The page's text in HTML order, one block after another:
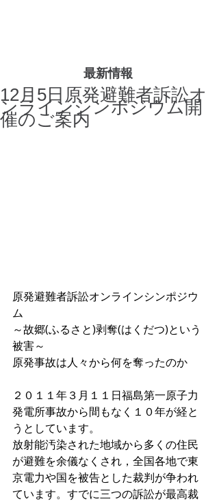
最新情報
12月5日原発避難者訴訟オ
ンラインシンポジウム開
催のご案内
原発避難者訴訟オンラインシンポジウ
ム
～故郷(ふるさと)剥奪(はくだつ)という
被害～
原発事故は人々から何を奪ったのか
２０１１年３月１１日福島第一原子力
発電所事故から間もなく１０年が経と
うとしています。
放射能汚染された地域から多くの住民
が避難を余儀なくされ，全国各地で東
京電力や国を被告とした裁判が争われ
ています。すでに三つの訴訟が最高裁